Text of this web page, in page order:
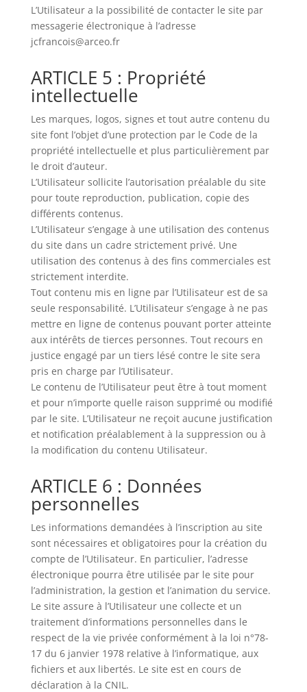
L’Utilisateur a la possibilité de contacter le site par
messagerie électronique à l’adresse
jcfrancois@arceo.fr
ARTICLE 5 : Propriété
intellectuelle
Les marques, logos, signes et tout autre contenu du
site font l’objet d’une protection par le Code de la
propriété intellectuelle et plus particulièrement par
le droit d’auteur.
L’Utilisateur sollicite l’autorisation préalable du site
pour toute reproduction, publication, copie des
différents contenus.
L’Utilisateur s’engage à une utilisation des contenus
du site dans un cadre strictement privé. Une
utilisation des contenus à des fins commerciales est
strictement interdite.
Tout contenu mis en ligne par l’Utilisateur est de sa
seule responsabilité. L’Utilisateur s’engage à ne pas
mettre en ligne de contenus pouvant porter atteinte
aux intérêts de tierces personnes. Tout recours en
justice engagé par un tiers lésé contre le site sera
pris en charge par l’Utilisateur.
Le contenu de l’Utilisateur peut être à tout moment
et pour n’importe quelle raison supprimé ou modifié
par le site. L’Utilisateur ne reçoit aucune justification
et notification préalablement à la suppression ou à
la modification du contenu Utilisateur.
ARTICLE 6 : Données
personnelles
Les informations demandées à l’inscription au site
sont nécessaires et obligatoires pour la création du
compte de l’Utilisateur. En particulier, l’adresse
électronique pourra être utilisée par le site pour
l’administration, la gestion et l’animation du service.
Le site assure à l’Utilisateur une collecte et un
traitement d’informations personnelles dans le
respect de la vie privée conformément à la loi n°78-
17 du 6 janvier 1978 relative à l’informatique, aux
fichiers et aux libertés. Le site est en cours de
déclaration à la CNIL.